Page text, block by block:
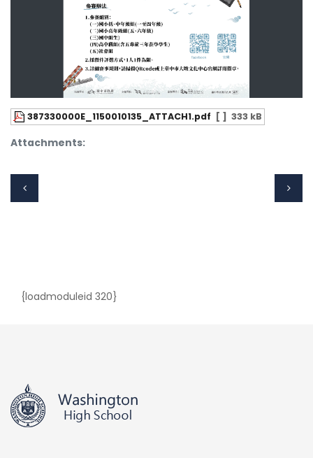
Attachments:
387330000E_1150010135_ATTACH1.pdf [ ] 333 kB
{loadmoduleid 320}